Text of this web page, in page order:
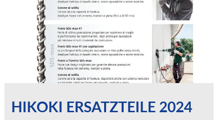
HIKOKI ERSATZTEILE 2024